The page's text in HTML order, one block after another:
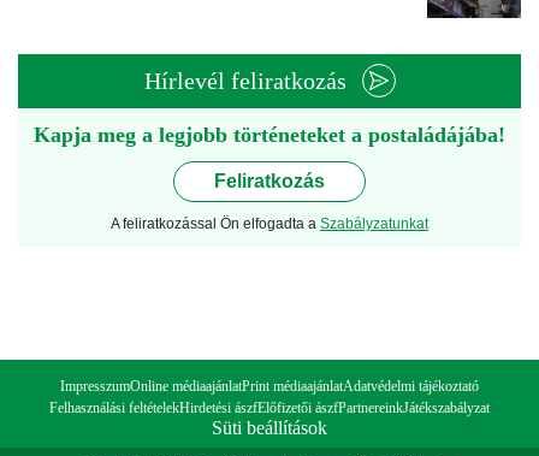
Hírlevél feliratkozás
Kapja meg a legjobb történeteket a postaládájába!
Feliratkozás
A feliratkozással Ön elfogadta a Szabályzatunkat
ImpresszumOnline médiaajánlatPrint médiaajánlatAdatvédelmi tájékoztató
Felhasználási feltételekHirdetési ászfElőfizetői ászfPartnereinkJátékszabályzat
Süti beállítások